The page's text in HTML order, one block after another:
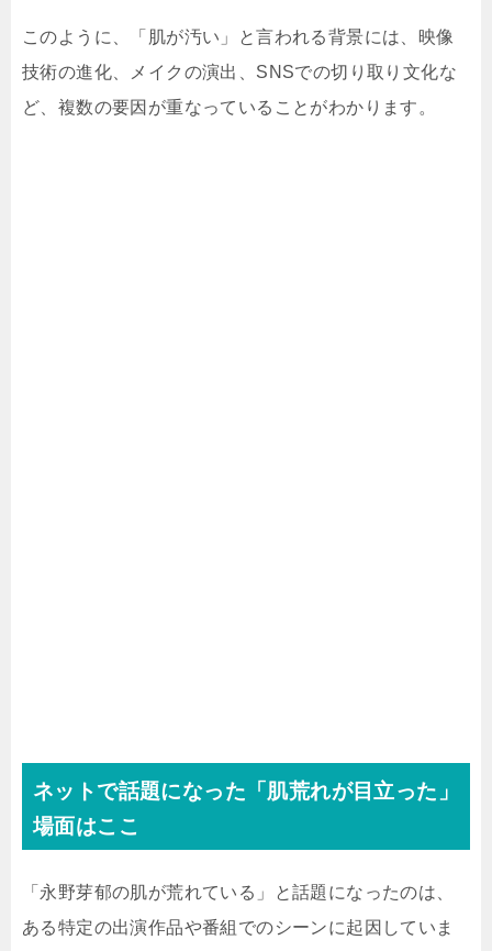
このように、「肌が汚い」と言われる背景には、映像
技術の進化、メイクの演出、SNSでの切り取り文化な
ど、複数の要因が重なっていることがわかります。
ネットで話題になった「肌荒れが目立った」
場面はここ
「永野芽郁の肌が荒れている」と話題になったのは、
ある特定の出演作品や番組でのシーンに起因していま